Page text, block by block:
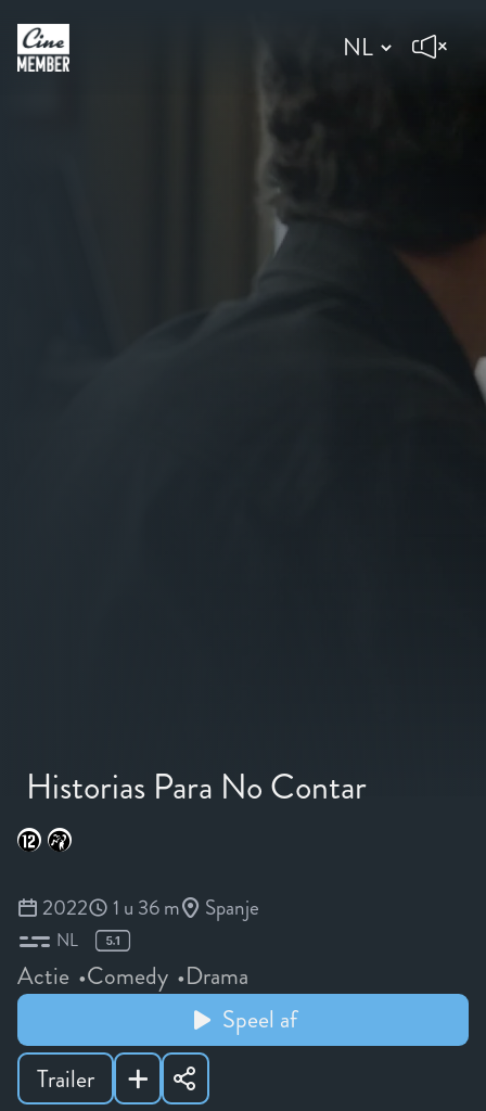
Historias Para No Contar
2022 1 u 36 m Spanje
NL
Actie Comedy Drama
Speel af
Trailer